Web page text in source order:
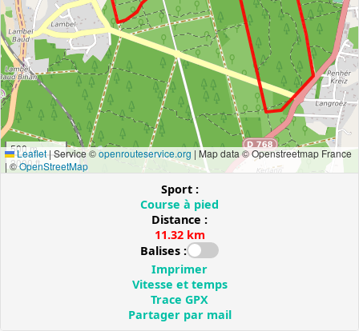
500 m
2000 ft
Leaflet|Service ©openrouteservice.org | Map data © Openstreetmap France
| ©OpenStreetMap
Sport :
Course à pied
Distance :
11.32 km
Balises :
Imprimer
Vitesse et temps
Trace GPX
Partager par mail